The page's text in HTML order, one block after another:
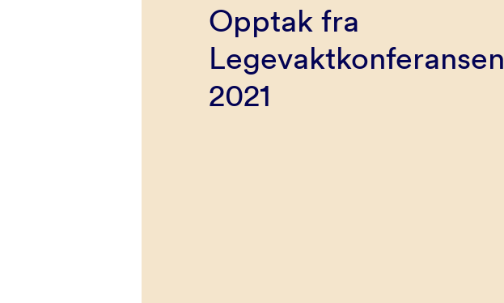
Opptak fra
Legevaktkonferansen
2021